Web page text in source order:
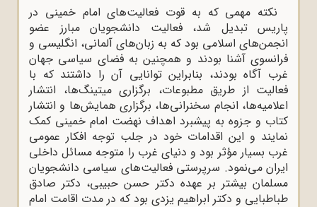
نکته مهمی که به قوت فعالیت‌های امام خمینی در
پاریس تبدیل شد، فعالیت دانشجویان مبارز عضو
انجمن‌های اسلامی بود که به زبان‌های آلمانی، انگلیسی و
فرانسوی آشنا بودند و همچنین به فضای سیاسی جهان
غرب آگاه بودند، بنابراین توانایی آن را داشتند که با
فعالیت از طریق مطبوعات، برگزاری میتینگ‌ها، انتشار
اعلامیه‌ها، انجام سخنرانی‌ها، برگزاری همایش‌ها و انتشار
کتاب و جزوه به پیشبرد اهداف نهضت امام خمینی کمک
نمایند و این اقدامات خود در جلب توجه افکار عمومی
غرب بسیار مؤثر بود و دنیای غرب را متوجه مسائل داخلی
ایران می‌نمود. سرپرستی فعالیت‌های سیاسی دانشجویان
مسلمان بیشتر بر عهده دکتر حسن حبیبی، دکتر صادق
طباطبایی و دکتر ابراهیم یزدی بود که در مدت اقامت امام